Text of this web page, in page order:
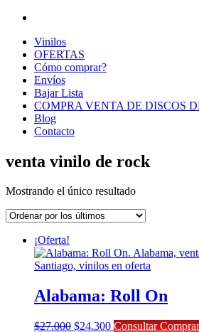
Vinilos
OFERTAS
Cómo comprar?
Envíos
Bajar Lista
COMPRA VENTA DE DISCOS
Blog
Contacto
venta vinilo de rock
Mostrando el único resultado
¡Oferta!
Alabama: Roll On
$27.000 El
$24.300ElConsultar Comprar